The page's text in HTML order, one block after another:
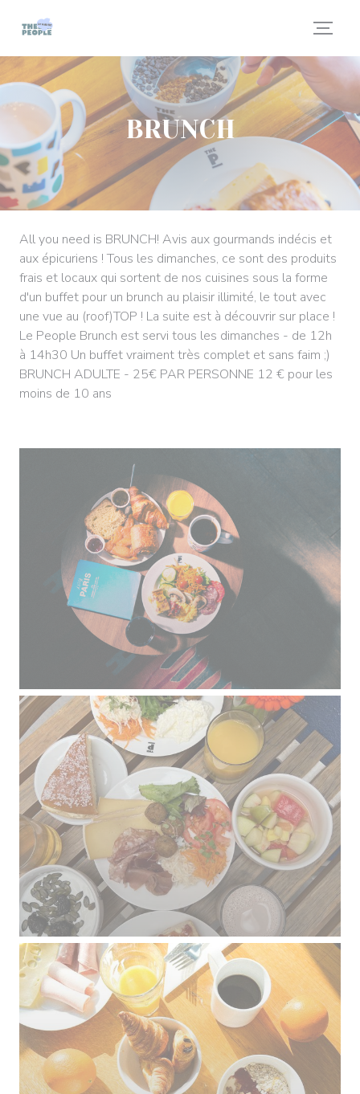
BRUNCH
All you need is BRUNCH! Avis aux gourmands indécis et
aux épicuriens ! Tous les dimanches, ce sont des produits
frais et locaux qui sortent de nos cuisines sous la forme
d'un buffet pour un brunch au plaisir illimité, le tout avec
une vue au (roof)TOP ! La suite est à découvrir sur place !
Le People Brunch est servi tous les dimanches - de 12h
à 14h30 Un buffet vraiment très complet et sans faim ;)
BRUNCH ADULTE - 25€ PAR PERSONNE 12 € pour les
moins de 10 ans